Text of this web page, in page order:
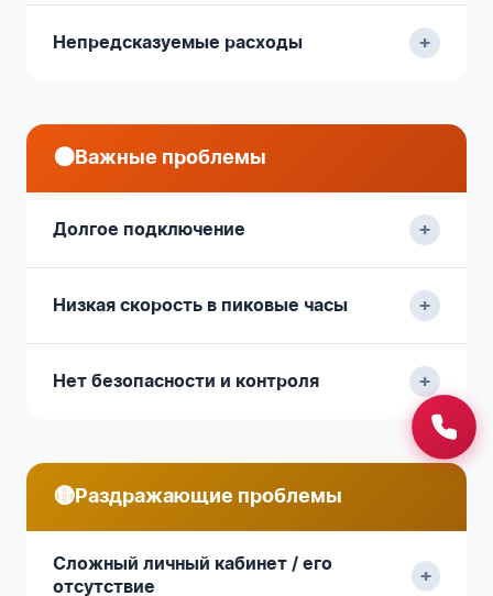
Непредсказуемые расходы +
🟠 Важные проблемы
Долгое подключение +
Низкая скорость в пиковые часы +
Нет безопасности и контроля +
🟡 Раздражающие проблемы
Сложный личный кабинет / его
отсутствие
+